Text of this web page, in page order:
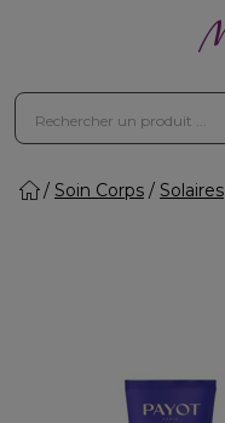
Soin Corps Solaires